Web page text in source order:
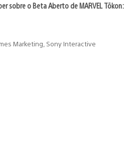
sobre o Beta Aberto de MARVEL Tōkon:
Marketing, Sony Interactive